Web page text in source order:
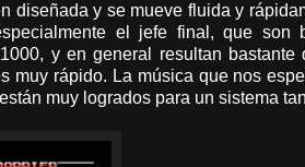
diseñada y se mueve fluida y
el jefe final, que son
y en general resultan bastante
rápido. La música que nos
muy logrados para un sistema